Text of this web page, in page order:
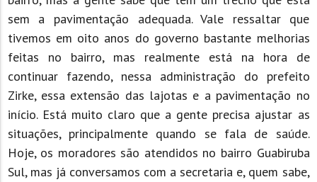
sem a pavimentação adequada. Vale ressaltar que
tivemos em oito anos do governo bastante melhorias
feitas no bairro, mas realmente está na hora de
continuar fazendo, nessa administração do prefeito
Zirke, essa extensão das lajotas e a pavimentação no
início. Está muito claro que a gente precisa ajustar as
situações, principalmente quando se fala de saúde.
Hoje, os moradores são atendidos no bairro Guabiruba
Sul, mas já conversamos com a secretaria e, quem sabe,